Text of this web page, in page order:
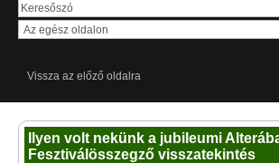
Vissza az előző oldalra
Ilyen volt nekünk a jubileumi
Fesztiválösszegző visszatekintés